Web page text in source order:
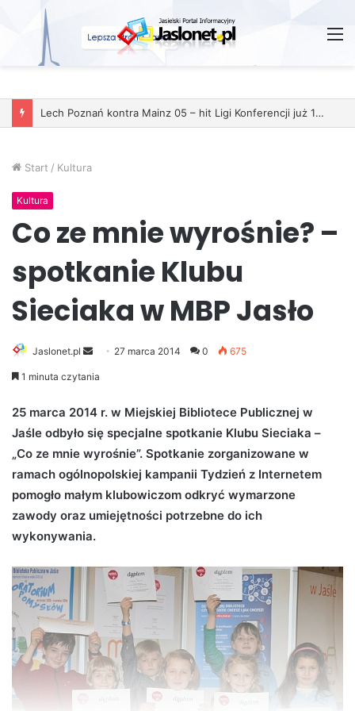
Start / Kultura
Kultura
Co ze mnie wyrośnie? –
spotkanie Klubu
Sieciaka w MBP Jasło
Jaslonet.pl
e
d
a
m
i
l
27 marca 2014 0 675
1 minuta czytania
25 marca 2014 r. w Miejskiej Bibliotece Publicznej w
Jaśle odbyło się specjalne spotkanie Klubu Sieciaka –
„Co ze mnie wyrośnie”. Spotkanie zorganizowane w
ramach ogólnopolskiej kampanii Tydzień z Internetem
pomogło małym klubowiczom odkryć wymarzone
zawody oraz umiejętności potrzebne do ich
wykonywania.